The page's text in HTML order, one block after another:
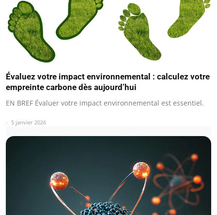
Évaluez votre impact environnemental : calculez votre
empreinte carbone dès aujourd’hui
EN BREF Évaluer votre impact environnemental est essentiel.
5 janvier 2026